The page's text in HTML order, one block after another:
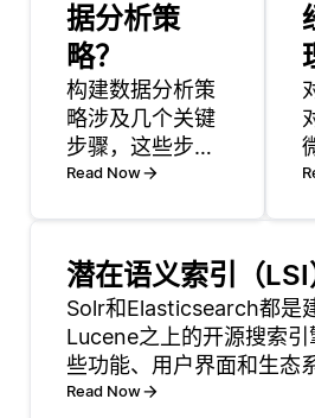
据分析策
略？
构建数据分析策
略涉及几个关键
步骤，这些步骤
帮助将数据举措
织能够有效利用
数据推动决策。
首先，确定您的
目标。这些目标
可能包括改善客
户体验或优化运
Read Now
潜在语义索引（LSI
Solr和Elasticsearch都是
Lucene之上的开源搜索
些功能、用户界面和生态
所不同。 Elasticsearch以其易用性、可扩
Read Now